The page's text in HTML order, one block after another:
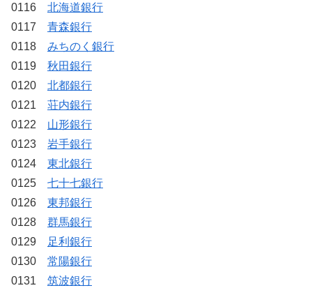
0116 北海道銀行
0117 青森銀行
0118 みちのく銀行
0119 秋田銀行
0120 北都銀行
0121 荘内銀行
0122 山形銀行
0123 岩手銀行
0124 東北銀行
0125 七十七銀行
0126 東邦銀行
0128 群馬銀行
0129
足利銀行
0130 常陽銀行
0131 筑波銀行